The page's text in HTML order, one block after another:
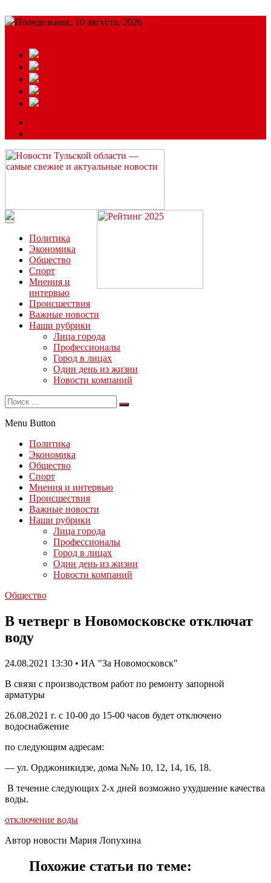
Понедельник, 10 августа, 2026
Читайте последние новости дня в Тульской области на сайте
“ЗаНовомосковск”
Политика
Экономика
Общество
Спорт
Мнения и
интервью
Происшествия
Важные новости
Наши рубрики
Лица города
Профессионалы
Город в лицах
Один день из жизни
Новости компаний
Menu Button
Политика
Экономика
Общество
Спорт
Мнения и интервью
Происшествия
Важные новости
Наши рубрики
Лица города
Профессионалы
Город в лицах
Один день из жизни
Новости компаний
Общество
В четверг в Новомосковске отключат
воду
24.08.2021 13:30 • ИА "За Новомосковск"
В связи с производством работ по ремонту запорной
арматуры
26.08.2021 г. с 10-00 до 15-00 часов будет отключено
водоснабжение
по следующим адресам:
— ул. Орджоникидзе, дома №№ 10, 12, 14, 16, 18.
В течение следующих 2-х дней возможно ухудшение качества
воды.
отключение воды
Автор новости Мария Лопухина
Похожие статьи по теме: